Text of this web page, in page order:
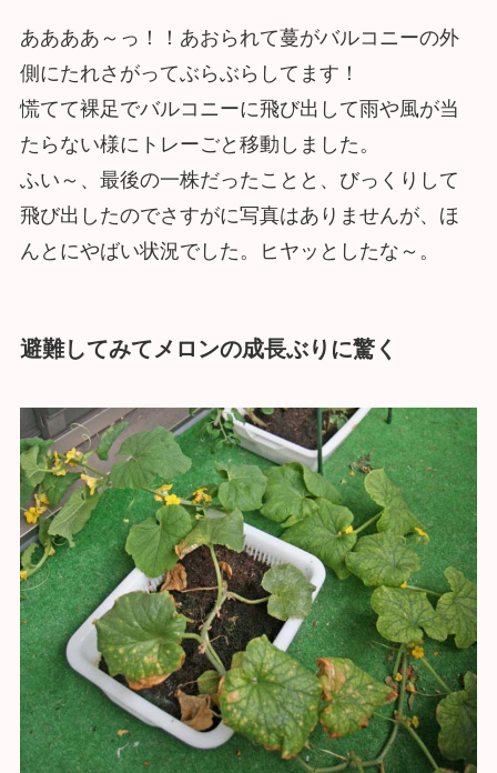
ああああ～っ！！あおられて蔓がバルコニーの外
側にたれさがってぶらぶらしてます！
慌てて裸足でバルコニーに飛び出して雨や風が当
たらない様にトレーごと移動しました。
ふい～、最後の一株だったことと、びっくりして
飛び出したのでさすがに写真はありませんが、ほ
んとにやばい状況でした。ヒヤッとしたな～。
避難してみてメロンの成長ぶりに驚く